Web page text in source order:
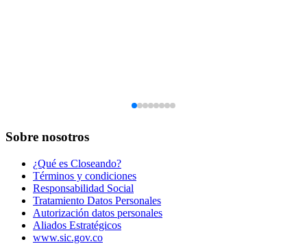
Sobre nosotros
¿Qué es Closeando?
Términos y condiciones
Responsabilidad Social
Tratamiento Datos Personales
Autorización datos personales
Aliados Estratégicos
www.sic.gov.co